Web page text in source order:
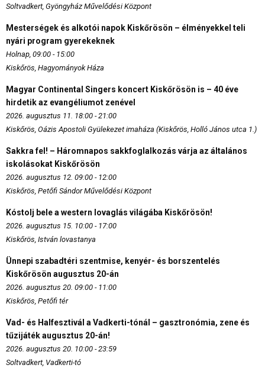
Soltvadkert, Gyöngyház Művelődési Központ
Mesterségek és alkotói napok Kiskőrösön – élményekkel teli
nyári program gyerekeknek
Holnap, 09:00 - 15:00
Kiskőrös, Hagyományok Háza
Magyar Continental Singers koncert Kiskőrösön is – 40 éve
hirdetik az evangéliumot zenével
2026. augusztus 11. 18:00 - 21:00
Kiskőrös, Oázis Apostoli Gyülekezet imaháza (Kiskőrös, Holló János utca 1.)
Sakkra fel! – Háromnapos sakkfoglalkozás várja az általános
iskolásokat Kiskőrösön
2026. augusztus 12. 09:00 - 12:00
Kiskőrös, Petőfi Sándor Művelődési Központ
Kóstolj bele a western lovaglás világába Kiskőrösön!
2026. augusztus 15. 10:00 - 17:00
Kiskőrös, István lovastanya
Ünnepi szabadtéri szentmise, kenyér- és borszentelés
Kiskőrösön augusztus 20-án
2026. augusztus 20. 09:00 - 11:00
Kiskőrös, Petőfi tér
Vad- és Halfesztivál a Vadkerti-tónál – gasztronómia, zene és
tűzijáték augusztus 20-án!
2026. augusztus 20. 10:00 - 23:59
Soltvadkert, Vadkerti-tó